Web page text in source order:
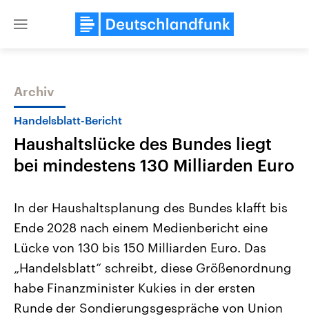
Close
Themen
Landtagswahl Sachsen-Anhalt
2026
Alle Informationen
Sachsen-Anhalt wählt am 6.
September 2026 einen neuen
Landtag. Seit 2021 wird das
Bundesland von einer Koalition aus
USA
Aktuelle Beiträge,
Hintergründe
Wirtschaftlich und
gehören die Vereinigten
den mächtigsten Ländern
mit großem Einfluss auf
Archiv
Handelsblatt-Bericht
Haushaltslücke des Bundes liegt
bei mindestens 130 Milliarden Euro
In der Haushaltsplanung des Bundes klafft bis
Ende 2028 nach einem Medienbericht eine
Lücke von 130 bis 150 Milliarden Euro. Das
„Handelsblatt“ schreibt, diese Größenordnung
habe Finanzminister Kukies in der ersten
Runde der Sondierungsgespräche von Union